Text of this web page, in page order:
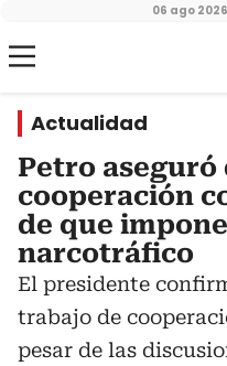
06 ago 2026
Actualidad
Petro
cooperación
de que
narcotráfico
El presidente
trabajo de
pesar de las